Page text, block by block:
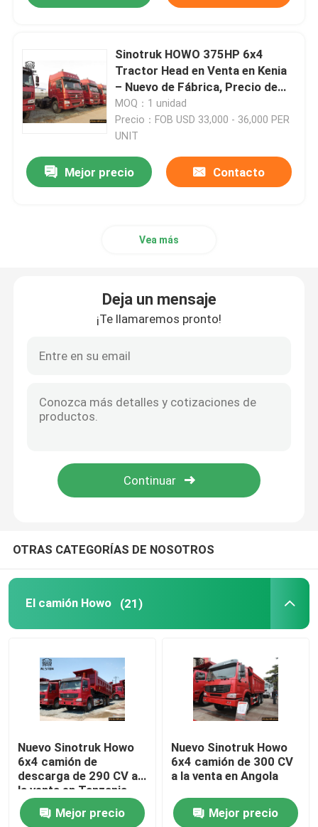
Camión ligero Howo
Remolque del tanque de combustible
REMOLQUE DE PLATAFORMA
Sinotruk HOWO 375HP 6x4
Tractor Head en Venta en Kenia
– Nuevo de Fábrica, Precio de
Fábrica
MOQ：1 unidad
Precio：FOB USD 33,000 - 36,000 PER
UNIT
Mejor precio Contacto
Vea más
Deja un mensaje
¡Te llamaremos pronto!
OTRAS CATEGORÍAS DE NOSOTROS
El camión Howo (21)
Nuevo Sinotruk Howo
6x4 camión de
descarga de 290 CV a
la venta en Tanzania
4.8M precio de venta
(sin cabina de dormir)
Mejor precio
Nuevo Sinotruk Howo
6x4 camión de 300 CV
a la venta en Angola
Mejor precio